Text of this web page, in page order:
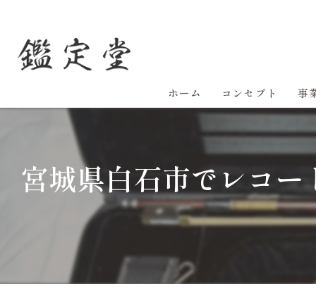
ホーム コンセプト 事
宮城県白石市でレコ